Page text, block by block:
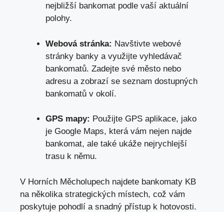
nejbližší bankomat podle vaší aktuální
polohy.
Webová stránka: Navštivte webové
stránky banky a využijte vyhledávač
bankomatů. Zadejte své město nebo
adresu a zobrazí se seznam dostupných
bankomatů v okolí.
GPS mapy: Použijte GPS aplikace, jako
je Google Maps, která vám nejen najde
bankomat, ale také ukáže nejrychlejší
trasu k němu.
V Horních Měcholupech najdete bankomaty KB
na několika strategických místech, což vám
poskytuje pohodlí a snadný přístup k hotovosti.